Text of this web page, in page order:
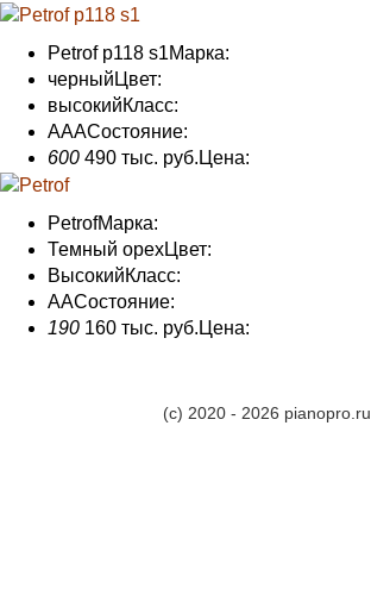
Petrof p118 s1Марка:
черный Цвет:
высокийКласс:
AAAСостояние:
600 490 тыс. руб. Цена:
PetrofМарка:
Темный орехЦвет:
ВысокийКласс:
AAСостояние:
190 160 тыс. руб. Цена:
(c) 2020 - 2026 pianopro.ru